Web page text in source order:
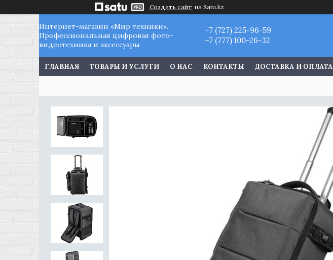
Создать сайт на Satu.kz
Интернет-магазин «Мир техники».
Профессиональная цифровая фото-
видеотехника и аксессуары
+7 (727) 225-96-59
+7 (777) 100-26-32
ГЛАВНАЯ ТОВАРЫ И УСЛУГИ О НАС КОНТАКТЫ ДОСТАВКА И ОПЛАТА